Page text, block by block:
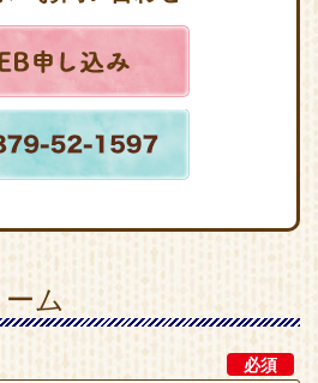
ム
必須